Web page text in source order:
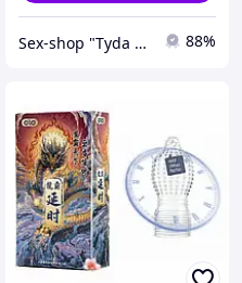
Sex-shop "Tyda & Syda" 88%